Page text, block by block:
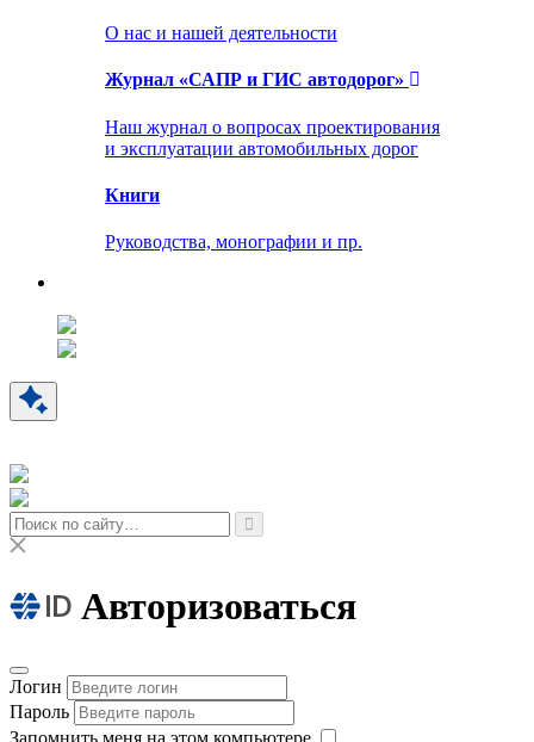
О нас и нашей деятельности
Журнал «САПР и ГИС автодорог»
Наш журнал о вопросах проектирования
и эксплуатации автомобильных дорог
Книги
Руководства, монографии и пр.
Авторизоваться
Логин
Пароль